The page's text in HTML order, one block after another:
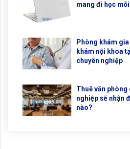
mang đi học
Phòng khám
khám nội khoa
chuyên nghiệp
Thuê văn phòng
nghiệp sẽ nhận
nào?